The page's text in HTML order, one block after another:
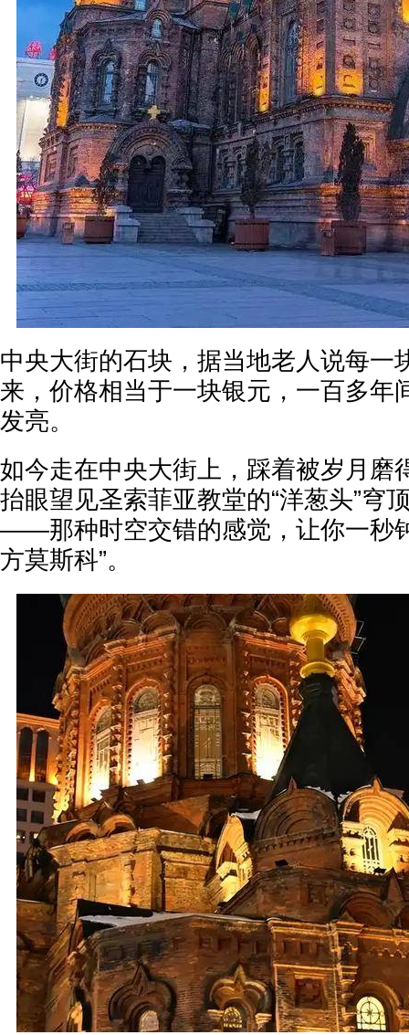
中央大街的石块，据当地老人说每一
来，价格相当于一块银元，一百多年
发亮。
如今走在中央大街上，踩着被岁月磨
抬眼望见圣索菲亚教堂的“洋葱头”穹
——那种时空交错的感觉，让你一秒
方莫斯科”。